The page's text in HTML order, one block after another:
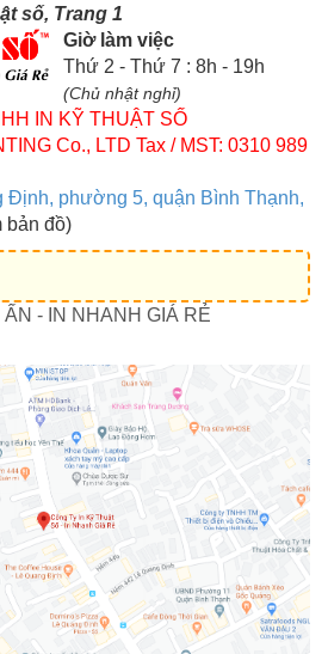
số, Trang 1
Giờ làm việc
Thứ 2 - Thứ 7 : 8h - 19h
(Chủ nhật nghỉ)
IN KỸ THUẬT SỐ
Co., LTD Tax / MST: 0310 989
Định, phường 5, quận Bình Thạnh,
bản đồ)
ẤN - IN NHANH GIÁ RẺ